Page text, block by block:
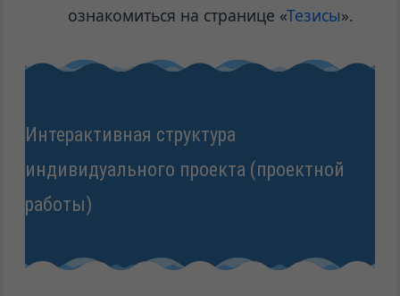
ознакомиться на странице «Тезисы».
Интерактивная структура
индивидуального проекта (проектной
работы)